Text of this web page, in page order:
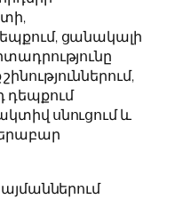
ցանակալի
դեպքում
սնուցում և